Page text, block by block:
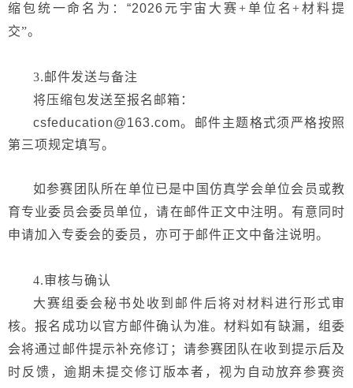
缩包统一命名为：“2026元宇宙大赛+单位名+材料提
交”。
3.邮件发送与备注
将压缩包发送至报名邮箱：
csfeducation@163.com。邮件主题格式须严格按照
第三项规定填写。
如参赛团队所在单位已是中国仿真学会单位会员或教
育专业委员会委员单位，请在邮件正文中注明。有意同时
申请加入专委会的委员 ，亦可于邮件正文中备注说明。
4.审核与确认
大赛组委会秘书处收到邮件后将对材料进行形式审
核。报名成功以官方邮件确认为准。材料如有缺漏，组委
会将通过邮件提示补充修订；请参赛团队在收到提示后及
时反馈，逾期未提交修订版本者，视为自动放弃参赛资